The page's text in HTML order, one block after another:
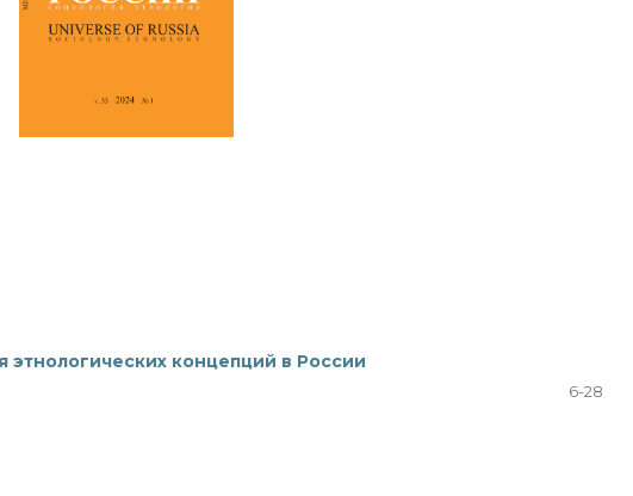
концепций в России
6-28